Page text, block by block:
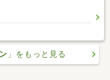
」をもっと見る